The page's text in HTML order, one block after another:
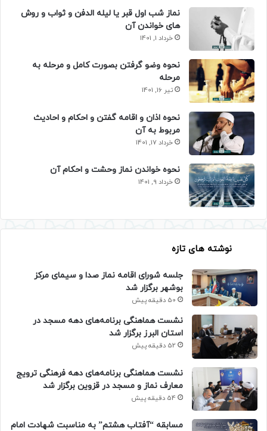
نماز شب اول قبر یا لیله الدفن و ثواب و روش
های خواندن آن
خرداد 1, 1401
نحوه وضو گرفتن بصورت کامل و مرحله به
مرحله
تیر 16, 1401
نحوه اذان و اقامه گفتن و احکام و احادیث
مربوط به آن
خرداد 17, 1401
نحوه خواندن نماز وحشت و احکام آن
خرداد 9, 1401
نوشته های تازه
جلسه شورای اقامه نماز صدا و سیمای مرکز
بوشهر برگزار شد
50 دقیقه پیش
نشست هماهنگی برنامه‌های دهه مسجد در
استان البرز برگزار شد
52 دقیقه پیش
نشست هماهنگی برنامه‌های دهه فرهنگی ترویج
معارف نماز و مسجد در قزوین برگزار شد
54 دقیقه پیش
مسابقه “آفتاب هشتم” به مناسبت شهادت امام